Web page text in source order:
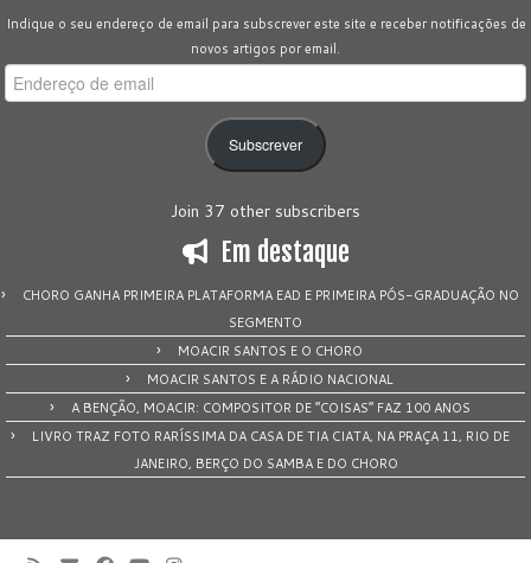
Indique o seu endereço de email para subscrever este site e receber notificações de
novos artigos por email.
Endereço
de
Subscrever
Join 37 other subscribers
Em destaque
CHORO GANHA PRIMEIRA PLATAFORMA EAD E PRIMEIRA PÓS-GRADUAÇÃO NO
SEGMENTO
MOACIR SANTOS E O CHORO
MOACIR SANTOS E A RÁDIO NACIONAL
A BENÇÃO, MOACIR: COMPOSITOR DE “COISAS” FAZ 100 ANOS
LIVRO TRAZ FOTO RARÍSSIMA DA CASA DE TIA CIATA, NA PRAÇA 11, RIO DE
JANEIRO, BERÇO DO SAMBA E DO CHORO